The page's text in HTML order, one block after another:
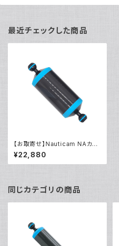
最近チェックした商品
【お取寄せ】Nauticam NAカー
ボンフロートアームIII 200mm
430 [40429]
¥22,880
同じカテゴリの商品